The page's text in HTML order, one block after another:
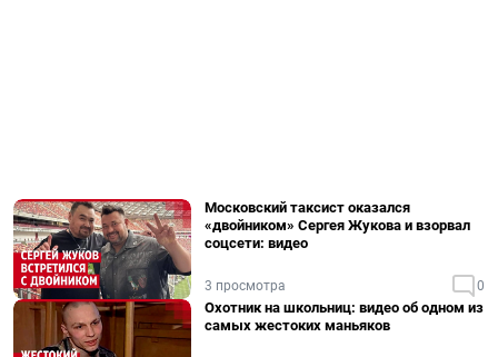
Московский таксист оказался
«двойником» Сергея Жукова и взорвал
соцсети: видео
3 просмотра 0
Охотник на школьниц: видео об одном из
самых жестоких маньяков